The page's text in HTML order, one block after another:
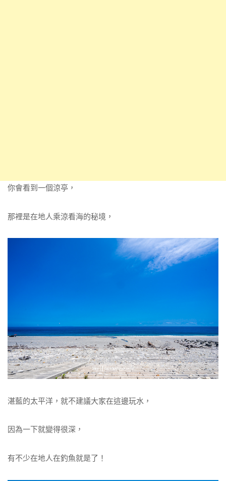
你會看到一個涼亭，
那裡是在地人乘涼看海的秘境，
湛藍的太平洋，就不建議大家在這邊玩水，
因為一下就變得很深，
有不少在地人在釣魚就是了！